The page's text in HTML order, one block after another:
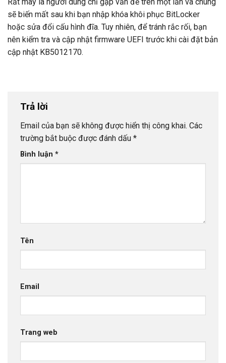
sẽ biến mất sau khi bạn nhập khóa khôi phục BitLocker
hoặc sửa đổi cấu hình đĩa. Tuy nhiên, để tránh rắc rối, bạn
nên kiểm tra và cập nhật firmware UEFI trước khi cài đặt bản
cập nhật KB5012170.
Trả lời
Email của bạn sẽ không được hiển thị công khai. Các
trường bắt buộc được đánh dấu *
Bình luận *
Tên
Email
Trang web